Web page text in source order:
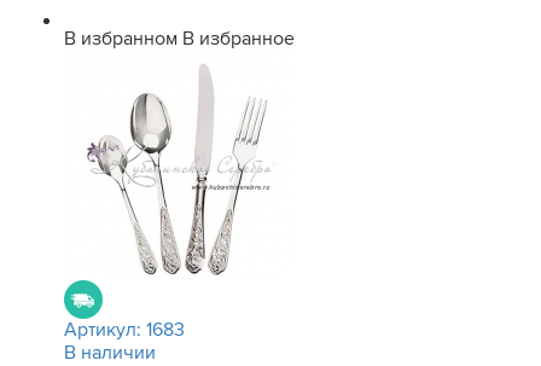
В избранном В избранное
Артикул: 1683
В наличии